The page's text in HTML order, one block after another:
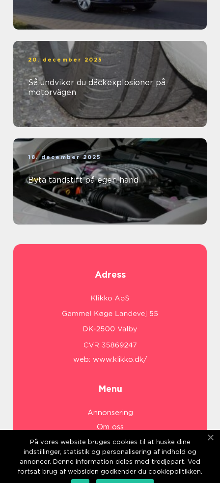
20. december 2025
Så undviker du däckexplosioner på
motorvägen
18. december 2025
Byta tändstift på egen hand
Adress
web: www.klikko.dk/
Menu
Annonsering
Om oss
Cookies
Kontakta oss
Sitemap
På vores website bruges cookies til at huske dine
indstillinger, statistik og personalisering af indhold og
annoncer. Denne information deles med tredjepart. Ved
fortsat brug af websiden godkender du cookiepolitikken.